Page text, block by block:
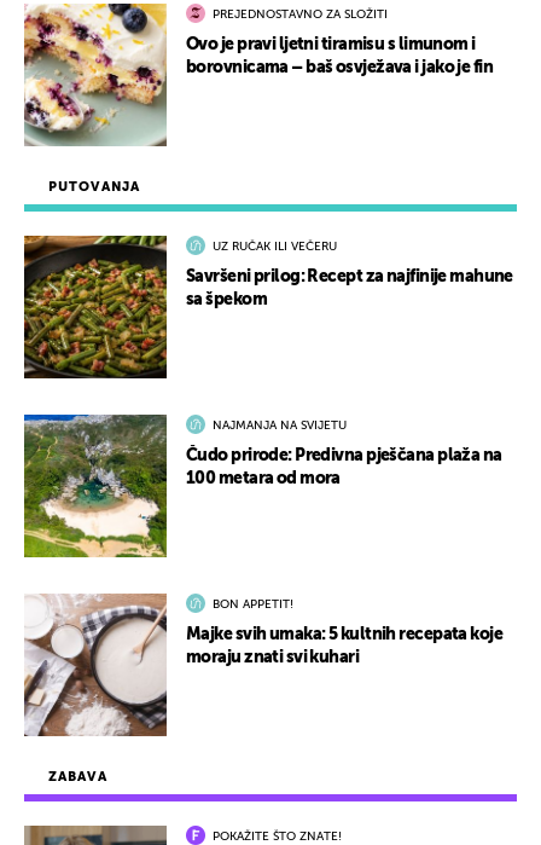
ZABAVA
POKAŽITE ŠTO ZNATE!
PUTOVANJA
UZ RUČAK ILI VEČERU
Savršeni prilog: Recept za najfinije mahune
sa špekom
NAJMANJA NA SVIJETU
Čudo prirode: Predivna pješčana plaža na
100 metara od mora
BON APPETIT!
Majke svih umaka: 5 kultnih recepata koje
moraju znati svi kuhari
PREJEDNOSTAVNO ZA SLOŽITI
Ovo je pravi ljetni tiramisu s limunom i
borovnicama – baš osvježava i jako je fin